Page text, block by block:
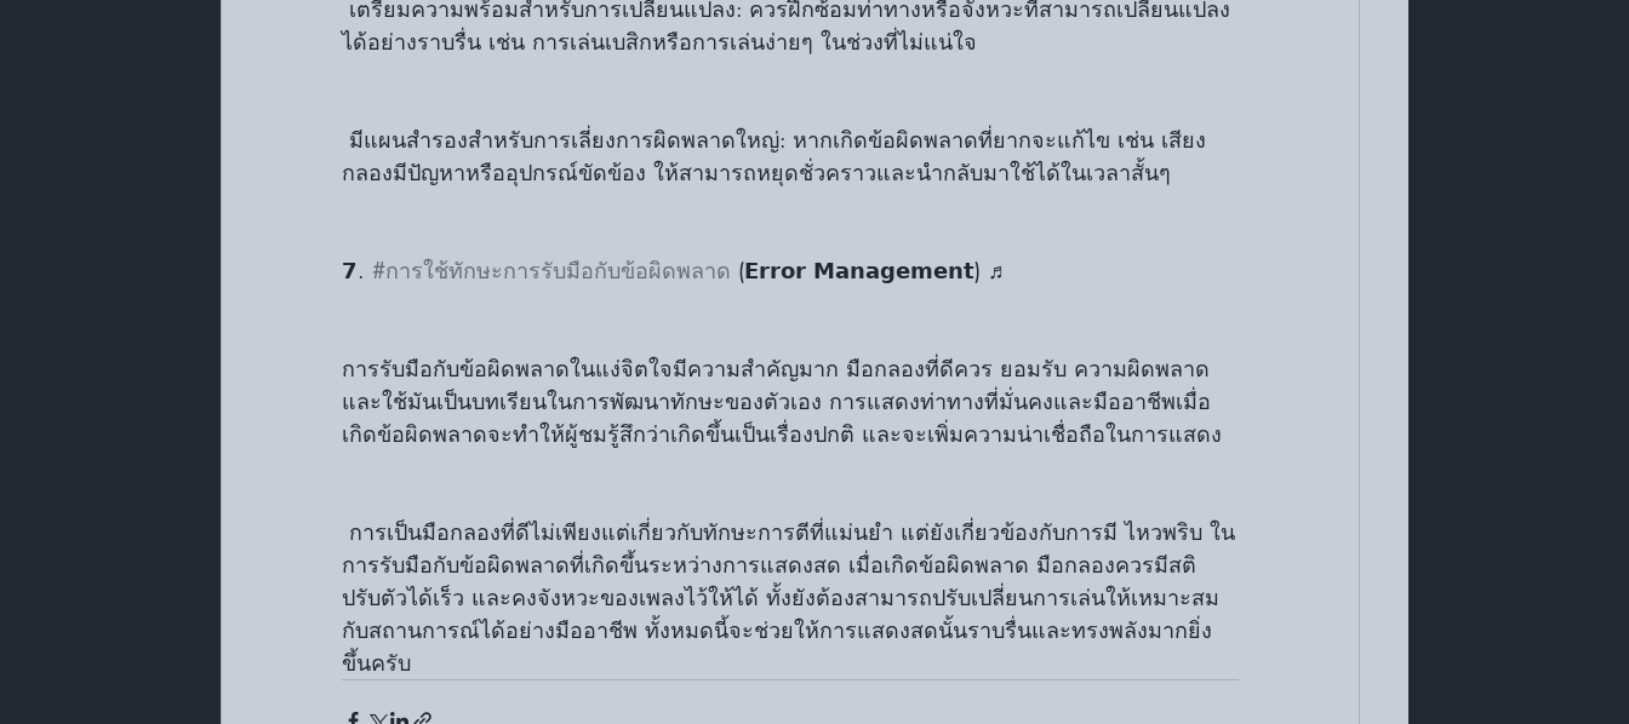
ได้อย่างราบรื่น เช่น การเล่นเบสิกหรือการเล่นง่ายๆ ในช่วงที่ไม่แน่ใจ
กลองมีปัญหาหรืออุปกรณ์ขัดข้อง ให้สามารถหยุดชั่วคราวและนำกลับมาใช้ได้ในเวลาสั้นๆ
𝟳. #การใช้ทักษะการรับมือกับข้อผิดพลาด (𝗘𝗿𝗿𝗼𝗿 𝗠𝗮𝗻𝗮𝗴𝗲𝗺𝗲𝗻𝘁) ♬
การรับมือกับข้อผิดพลาดในแง่จิตใจมีความสำคัญมาก มือกลองที่ดีควร ยอมรับ ความผิดพลาด
และใช้มันเป็นบทเรียนในการพัฒนาทักษะของตัวเอง การแสดงท่าทางที่มั่นคงและมืออาชีพเมื่อ
เกิดข้อผิดพลาดจะทำให้ผู้ชมรู้สึกว่าเกิดขึ้นเป็นเรื่องปกติ และจะเพิ่มความน่าเชื่อถือในการแสดง
การรับมือกับข้อผิดพลาดที่เกิดขึ้นระหว่างการแสดงสด เมื่อเกิดข้อผิดพลาด มือกลองควรมีสติ
ปรับตัวได้เร็ว และคงจังหวะของเพลงไว้ให้ได้ ทั้งยังต้องสามารถปรับเปลี่ยนการเล่นให้เหมาะสม
กับสถานการณ์ได้อย่างมืออาชีพ ทั้งหมดนี้จะช่วยให้การแสดงสดนั้นราบรื่นและทรงพลังมากยิ่ง
ขึ้นครับ